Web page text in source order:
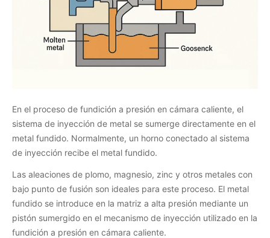
En el proceso de fundición a presión en cámara caliente, el
sistema de inyección de metal se sumerge directamente en el
metal fundido. Normalmente, un horno conectado al sistema
de inyección recibe el metal fundido.
Las aleaciones de plomo, magnesio, zinc y otros metales con
bajo punto de fusión son ideales para este proceso. El metal
fundido se introduce en la matriz a alta presión mediante un
pistón sumergido en el mecanismo de inyección utilizado en la
fundición a presión en cámara caliente.